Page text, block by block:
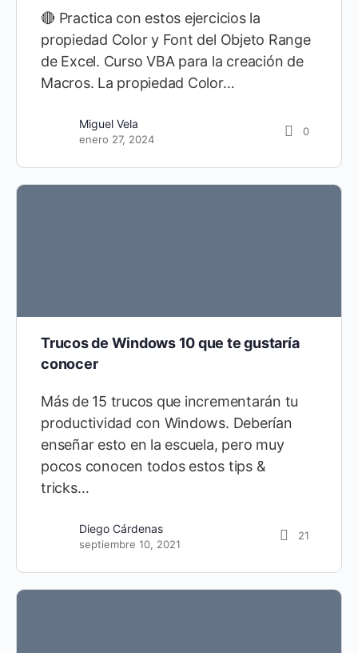
🔴 Practica con estos ejercicios la
propiedad Color y Font del Objeto Range
de Excel. Curso VBA para la creación de
Macros. La propiedad Color…
Miguel Vela
enero 27, 2024
0
Trucos de Windows 10 que te gustaría
conocer
Más de 15 trucos que incrementarán tu
productividad con Windows. Deberían
enseñar esto en la escuela, pero muy
pocos conocen todos estos tips &
tricks…
Diego Cárdenas
septiembre 10, 2021
21